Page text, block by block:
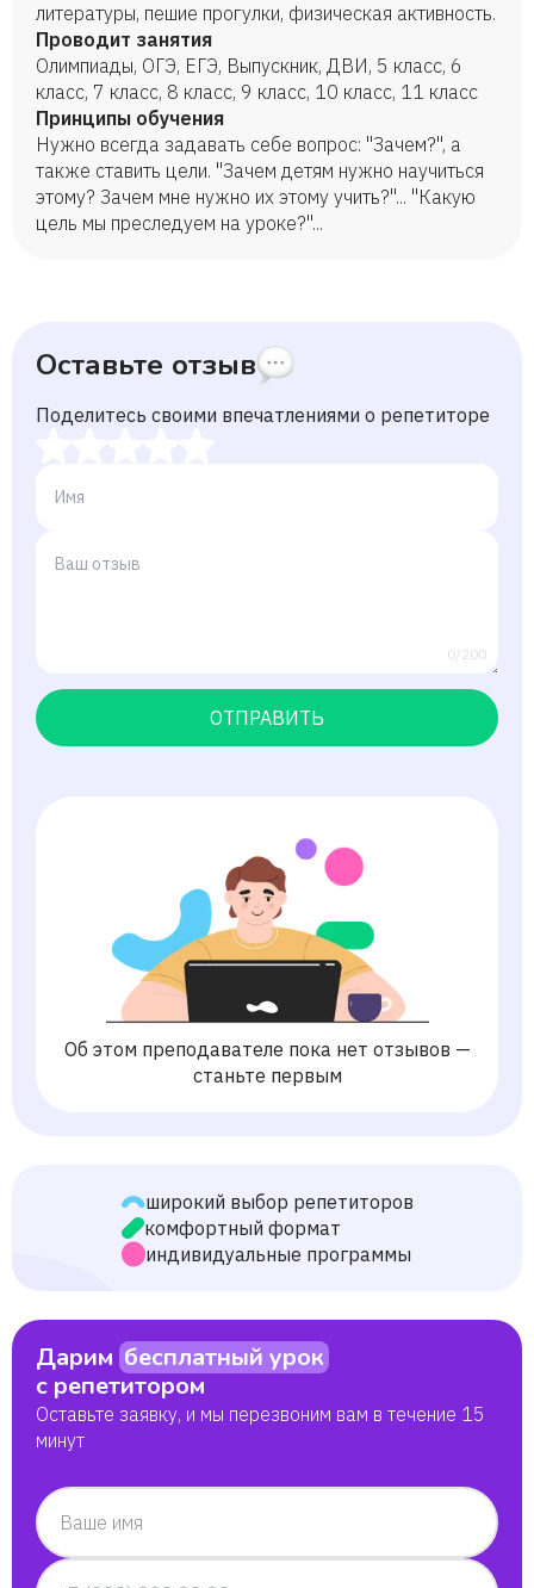
литературы, пешие прогулки, физическая активность.
Проводит занятия
Олимпиады, ОГЭ, ЕГЭ, Выпускник, ДВИ, 5 класс, 6
класс, 7 класс, 8 класс, 9 класс, 10 класс, 11 класс
Принципы обучения
Нужно всегда задавать себе вопрос: "Зачем?", а
также ставить цели. "Зачем детям нужно научиться
этому? Зачем мне нужно их этому учить?"... "Какую
цель мы преследуем на уроке?"...
Оставьте отзыв
Поделитесь своими впечатлениями о репетиторе
0/200
ОТПРАВИТЬ
Об этом преподавателе пока нет отзывов —
станьте первым
широкий выбор репетиторов
комфортный формат
индивидуальные программы
Дарим бесплатный урок
с репетитором
Оставьте заявку, и мы перезвоним вам в течение 15
минут
Ваше имя